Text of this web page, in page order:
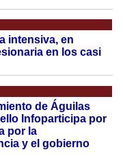
intensiva, en
en los casi
de Águilas
Infoparticipa por
por la
y el gobierno